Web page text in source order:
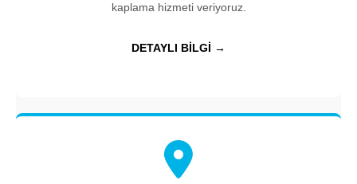
kaplama hizmeti veriyoruz.
DETAYLI BİLGİ →